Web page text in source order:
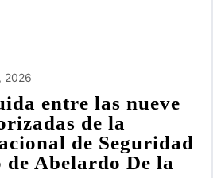
2026
entre las nueve
de la
de Seguridad
Abelardo De la